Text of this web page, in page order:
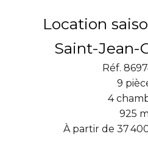
Location
Saint-Jean-
Réf.
9
4
925
À partir de 37